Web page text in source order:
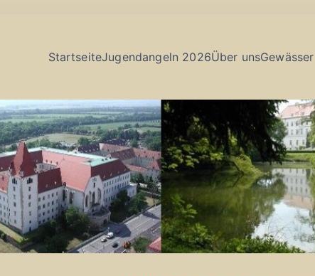
StartseiteJugendangeln 2026Über unsGewässer